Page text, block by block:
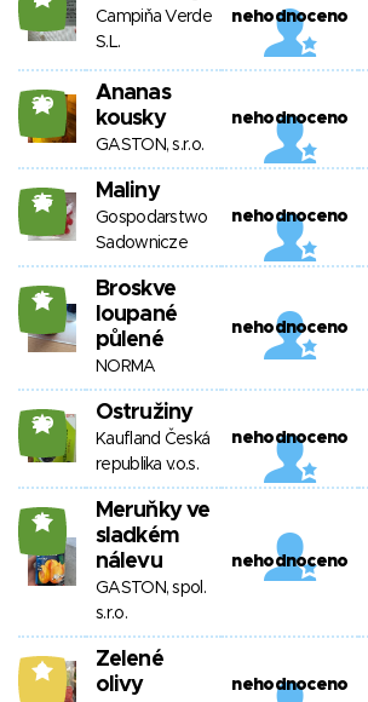
Campiňa Verde
S.L.
nehodnoceno
20
Ananas
kousky
GASTON, s.r.o.
nehodnoceno
25 Maliny
Gospodarstwo
Sadownicze
nehodnoceno
15
Broskve
loupané
půlené
NORMA
nehodnoceno
20 Ostružiny
Kaufland Česká
republika v.o.s.
nehodnoceno
15
Meruňky ve
sladkém
nálevu
GASTON, spol.
s.r.o.
nehodnoceno
9
Zelené
olivy
nehodnoceno